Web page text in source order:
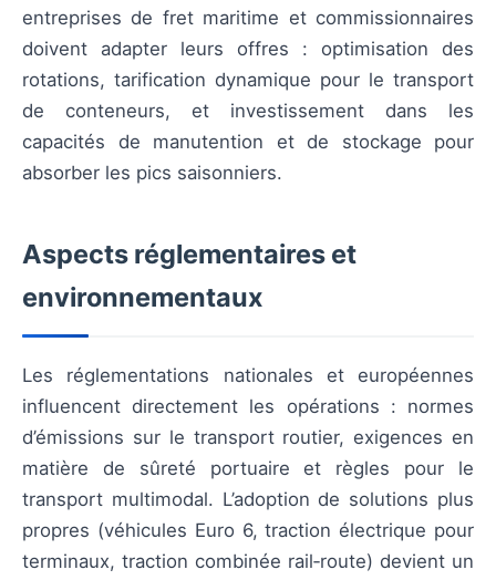
entreprises de fret maritime et commissionnaires
doivent adapter leurs offres : optimisation des
rotations, tarification dynamique pour le transport
de conteneurs, et investissement dans les
capacités de manutention et de stockage pour
absorber les pics saisonniers.
Aspects réglementaires et
environnementaux
Les réglementations nationales et européennes
influencent directement les opérations : normes
d’émissions sur le transport routier, exigences en
matière de sûreté portuaire et règles pour le
transport multimodal. L’adoption de solutions plus
propres (véhicules Euro 6, traction électrique pour
terminaux, traction combinée rail‑route) devient un